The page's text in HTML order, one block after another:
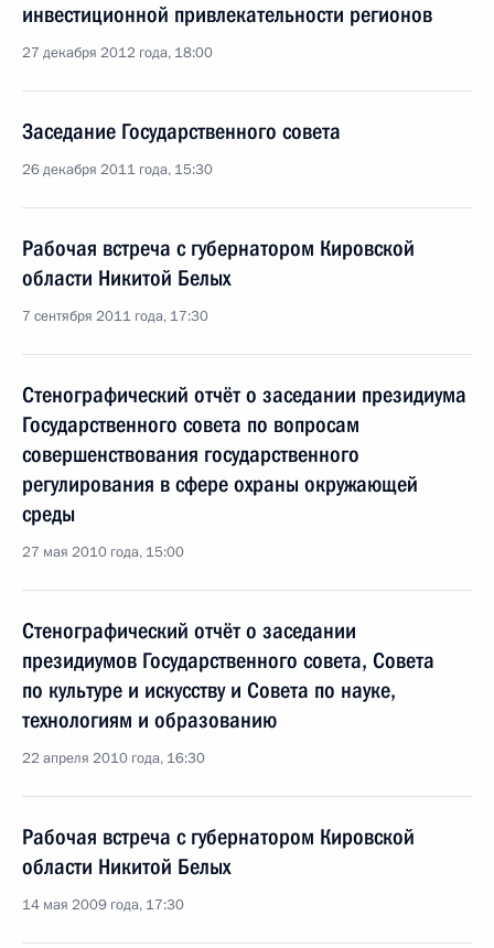
инвестиционной привлекательности регионов
27 декабря 2012 года, 18:00
Заседание Государственного совета
26 декабря 2011 года, 15:30
Рабочая встреча с губернатором Кировской
области Никитой Белых
7 сентября 2011 года, 17:30
Стенографический отчёт о заседании президиума
Государственного совета по вопросам
совершенствования государственного
регулирования в сфере охраны окружающей
среды
27 мая 2010 года, 15:00
Стенографический отчёт о заседании
президиумов Государственного совета, Совета
по культуре и искусству и Совета по науке,
технологиям и образованию
22 апреля 2010 года, 16:30
Рабочая встреча с губернатором Кировской
области Никитой Белых
14 мая 2009 года, 17:30